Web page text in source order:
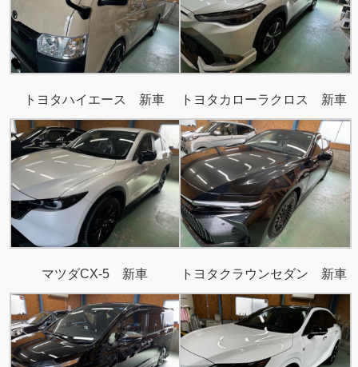
トヨタハイエース 新車 トヨタカローラクロス 新車
マツダCX-5 新車 トヨタクラウンセダン 新車